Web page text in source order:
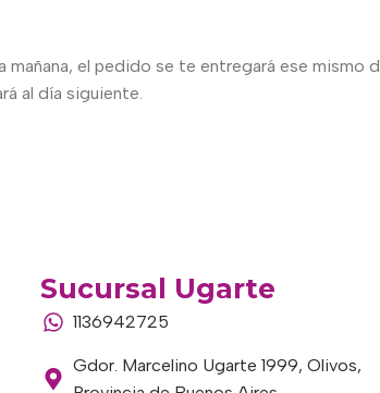
mañana, el pedido se te entregará ese
al día siguiente.
Sucursal Ugarte
1136942725
Gdor. Marcelino Ugarte 1999, Olivos,